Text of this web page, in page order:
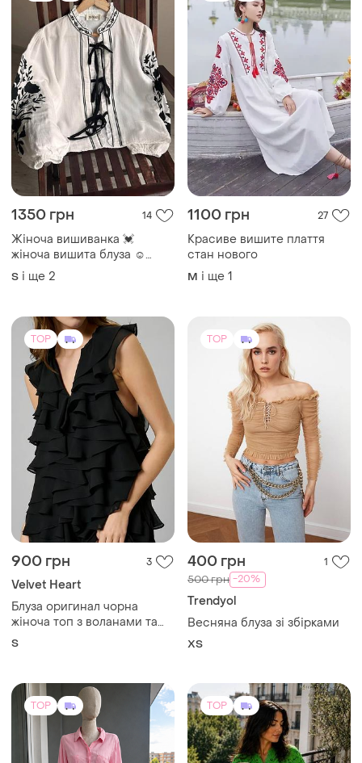
1350 грн 14
Жіноча вишиванка 💓
жіноча вишита блуза ☺️
жіноча біла вишиванка 💓
S і ще 2
1100 грн 27
Красиве вишите плаття
стан нового
M і ще 1
TOP
900 грн 3
Velvet Heart
Блуза opигинал чорна
жіноча топ з воланами та
рюшами velvet
S
TOP
400 грн 1
500 грн -20%
Trendyol
Весняна блуза зі збірками
ХS
TOP TOP